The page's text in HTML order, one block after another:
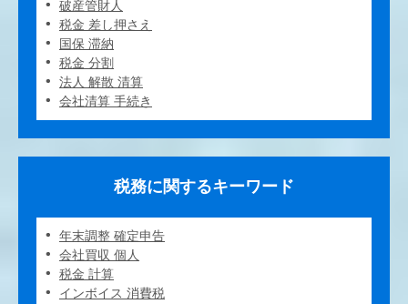
破産管財人
税金 差し押さえ
国保 滞納
税金 分割
法人 解散 清算
会社清算 手続き
税務に関するキーワード
年末調整 確定申告
会社買収 個人
税金 計算
インボイス 消費税